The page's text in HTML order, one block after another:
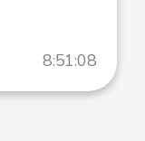
8:51:08